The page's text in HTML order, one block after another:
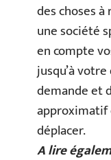
des choses
une société
en compte
jusqu’à
demande et
approximatif
déplacer.
A lire